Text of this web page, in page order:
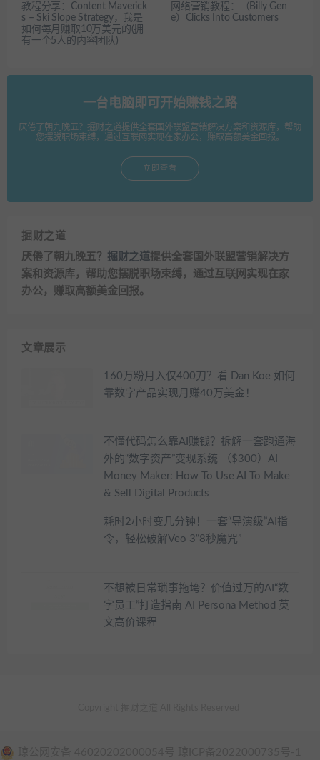
教程分享：Content Maverick
s – Ski Slope Strategy，我是
如何每月赚取10万美元的(拥
有一个5人的内容团队)
网络营销教程：（Billy Gen
e）Clicks Into Customers
一台电脑即可开始赚钱之路
厌倦了朝九晚五？掘财之道提供全套国外联盟营销解决方案和资源库，帮助
您摆脱职场束缚，通过互联网实现在家办公，赚取高额美金回报。
立即查看
掘财之道
厌倦了朝九晚五？ 掘财之道 提供全套国外联盟营销解决方
案和资源库，帮助您摆脱职场束缚，通过互联网实现在家
办公，赚取高额美金回报。
文章展示
160万粉月入仅400刀？看 Dan Koe 如何
靠数字产品实现月赚40万美金！
不懂代码怎么靠AI赚钱？拆解一套跑通海
外的“数字资产”变现系统 （$300）AI
Money Maker: How To Use AI To Make
& Sell Digital Products
耗时2小时变几分钟！一套“导演级”AI指
令，轻松破解Veo 3“8秒魔咒”
不想被日常琐事拖垮？价值过万的AI“数
字员工”打造指南 AI Persona Method 英
文高价课程